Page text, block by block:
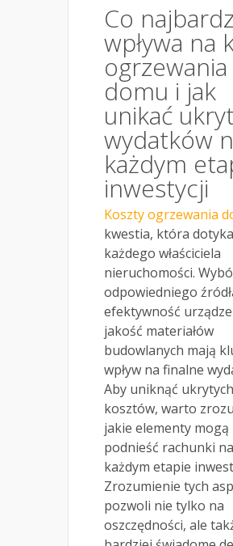
Co
wpływa na
ogrzewania
domu i jak
unikać
wydatków
każdym
inwestycji
Koszty ogrzewania
kwestia, która dotyka
każdego właściciela
nieruchomości.
odpowiedniego
efektywność
jakość materiałów
budowlanych mają
wpływ na finalne
Aby uniknąć ukrytych
kosztów, warto
jakie elementy mogą
podnieść rachunki na
każdym etapie
Zrozumienie tych
pozwoli nie tylko na
oszczędności, ale